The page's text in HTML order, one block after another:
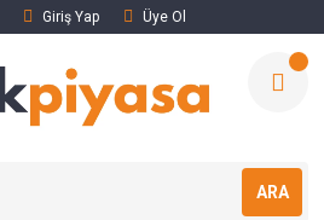
Giriş Yap Üye Ol
ARA